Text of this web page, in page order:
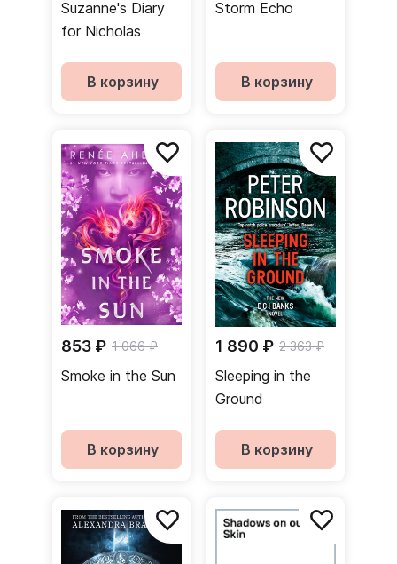
Suzanne's Diary
for Nicholas
В корзину
Storm Echo
В корзину
853 ₽ 1 066 ₽
Smoke in the Sun
В корзину
1 890 ₽ 2 363 ₽
Sleeping in the
Ground
В корзину